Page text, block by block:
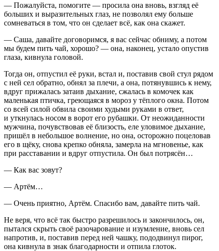
— Пожалуйста, помогите — просила она вновь, взгляд её
больших и выразительных глаз, не позволял ему больше
сомневаться в том, что он сделает всё, как она скажет.
— Саша, давайте договоримся, я вас сейчас обниму, а потом
мы будем пить чай, хорошо? — она, наконец, устало опустив
глаза, кивнула головой.
Тогда он, отпустил её руки, встал и, поставив свой стул рядом
с ней сел обратно, обнял за плечи, а она, потянувшись к нему,
вдруг прижалась затаив дыхание, сжалась в комочек как
маленькая птичка, греющаяся в мороз у тёплого окна. Потом
со всей силой обвила своими худыми руками в ответ,
и уткнулась носом в ворот его рубашки. От неожиданности
мужчина, почувствовав её близость, еле уловимое дыхание,
пришёл в небольшое волнение, но она, осторожно поцеловав
его в щёку, снова крепко обняла, замерла на мгновенье, как
при расставании и вдруг отпустила. Он был потрясён…
— Как вас зовут?
— Артём…
— Очень приятно, Артём. Спасибо вам, давайте пить чай.
Не веря, что всё так быстро разрешилось и закончилось, он,
пытался скрыть своё разочарование и изумление, вновь сел
напротив, и, поставив перед ней чашку, пододвинул пирог,
она кивнула в знак благодарности и отпила глоток.